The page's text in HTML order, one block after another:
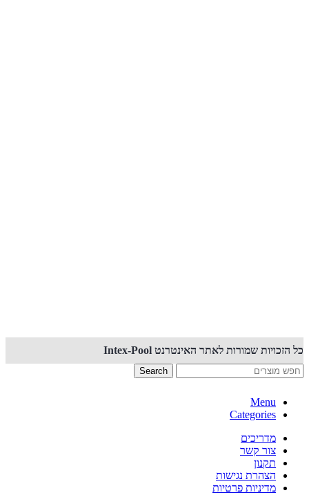
כל הזכויות שמורות לאתר האינטרנט Intex-Pool
Search
Menu
Categories
מדריכים
צור קשר
תקנון
הצהרת נגישות
מדיניות פרטיות